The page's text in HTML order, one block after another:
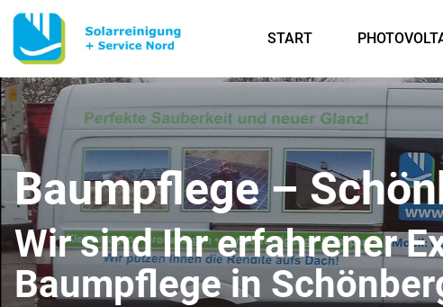
START
Baumpflege –
Wir sind Ihr erfahrener
Baumpflege in